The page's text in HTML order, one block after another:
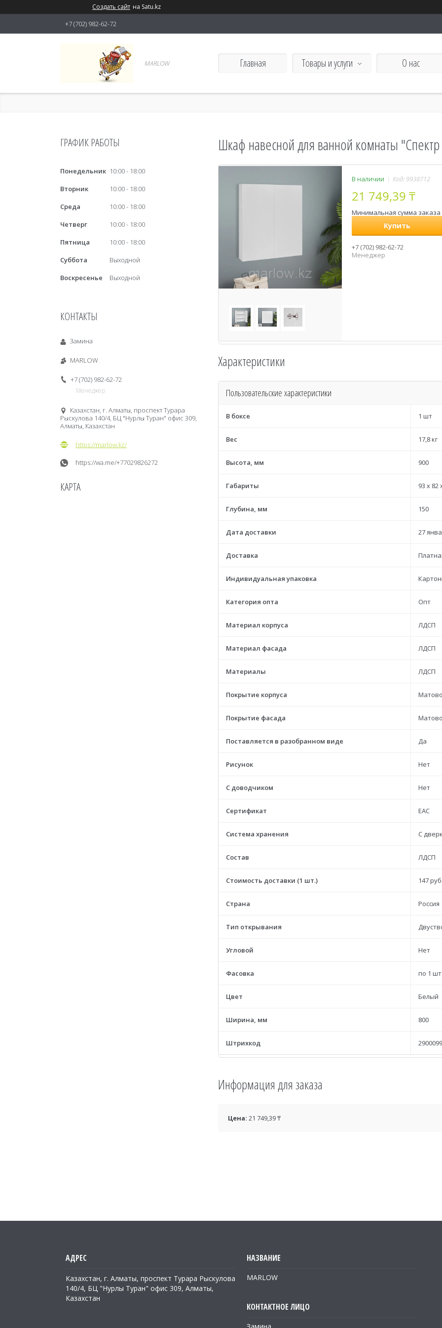
Создать сайт на Satu.kz
+7 (702) 982-62-72
MARLOW Главная Товары и услуги О нас
Шкаф навесной для ванной комнаты
В наличии Код: 9938712
21 749,39 ₸
Минимальная сумма заказа
Купить
+7 (702) 982-62-72
Менеджер
Характеристики
Пользовательские характеристики
В боксе 1 шт
Вес 17,8 кг
Высота, мм 900
Габариты 93 x 82
Глубина, мм 150
Дата доставки 27
Доставка
Индивидуальная упаковка
Категория опта Опт
Материал корпуса ЛДСП
Материал фасада ЛДСП
Материалы ЛДСП
Покрытие корпуса
Покрытие фасада
Поставляется в разобранном виде Да
Рисунок Нет
С доводчиком Нет
Сертификат ЕАС
Система хранения С
Состав ЛДСП
Стоимость доставки (1 шт.) 147 руб.
Страна Россия
Тип открывания
Угловой Нет
Фасовка по 1 шт
Цвет Белый
Ширина, мм 800
Штрихкод
Информация для заказа
Цена: 21 749,39 ₸
ГРАФИК РАБОТЫ
Понедельник 10:00
18:00
Вторник
10:00
18:00
Среда
10:00
18:00
Четверг
10:00
18:00
Пятница
10:00
18:00
Суббота
Выходной
Воскресенье
Выходной
КОНТАКТЫ
Замина
MARLOW
+7 (702) 982-62-72
Менеджер
Казахстан, г. Алматы, проспект Турара
Рыскулова 140/4, БЦ "Нурлы Туран" офис 309,
Алматы, Казахстан
https://marlow.kz/
https://wa.me/+77029826272
КАРТА
Казахстан, г. Алматы, проспект Турара Рыскулова
140/4, БЦ "Нурлы Туран" офис 309, Алматы,
Казахстан
MARLOW